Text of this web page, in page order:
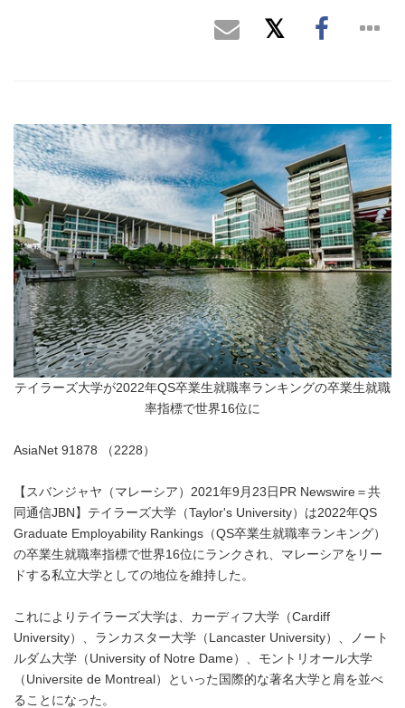
テイラーズ大学が2022年QS卒業生就職率ランキングの卒業生就職
率指標で世界16位に
AsiaNet 91878 （2228）
【スバンジャヤ（マレーシア）2021年9月23日PR Newswire＝共
同通信JBN】テイラーズ大学（Taylor's University）は2022年QS
Graduate Employability Rankings（QS卒業生就職率ランキング）
の卒業生就職率指標で世界16位にランクされ、マレーシアをリー
ドする私立大学としての地位を維持した。
これによりテイラーズ大学は、カーディフ大学（Cardiff
University）、ランカスター大学（Lancaster University）、ノート
ルダム大学（University of Notre Dame）、モントリオール大学
（Universite de Montreal）といった国際的な著名大学と肩を並べ
ることになった。